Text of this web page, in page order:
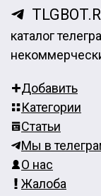
каталог
Добавить
Категории
Статьи
Мы в
О нас
Жалоба